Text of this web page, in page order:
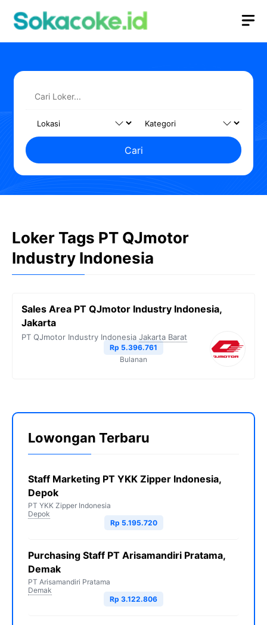
Cari
Loker Tags PT QJmotor
Industry Indonesia
Sales Area PT QJmotor Industry Indonesia,
Jakarta
PT QJmotor Industry Indonesia Jakarta Barat
Rp 5.396.761
Bulanan
Lowongan Terbaru
Staff Marketing PT YKK Zipper Indonesia,
Depok
PT YKK Zipper Indonesia
Depok
Rp 5.195.720
Purchasing Staff PT Arisamandiri Pratama,
Demak
PT Arisamandiri Pratama
Demak
Rp 3.122.806